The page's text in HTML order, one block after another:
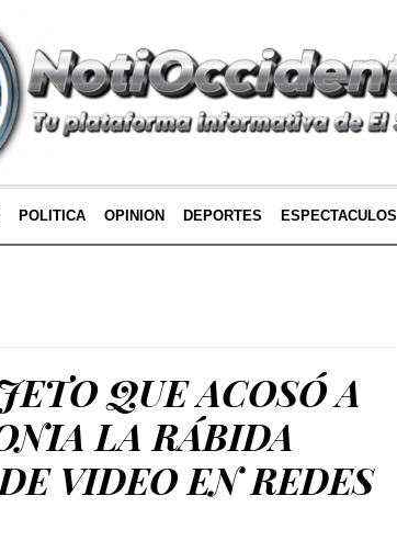
POLITICA OPINION DEPORTES ESPECTACULOS
QUE ACOSÓ A
LA RÁBIDA
VIDEO EN REDES